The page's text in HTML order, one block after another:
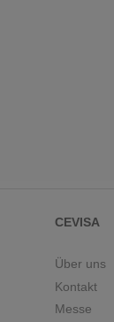
CEVISA
Über uns
Kontakt
Messe